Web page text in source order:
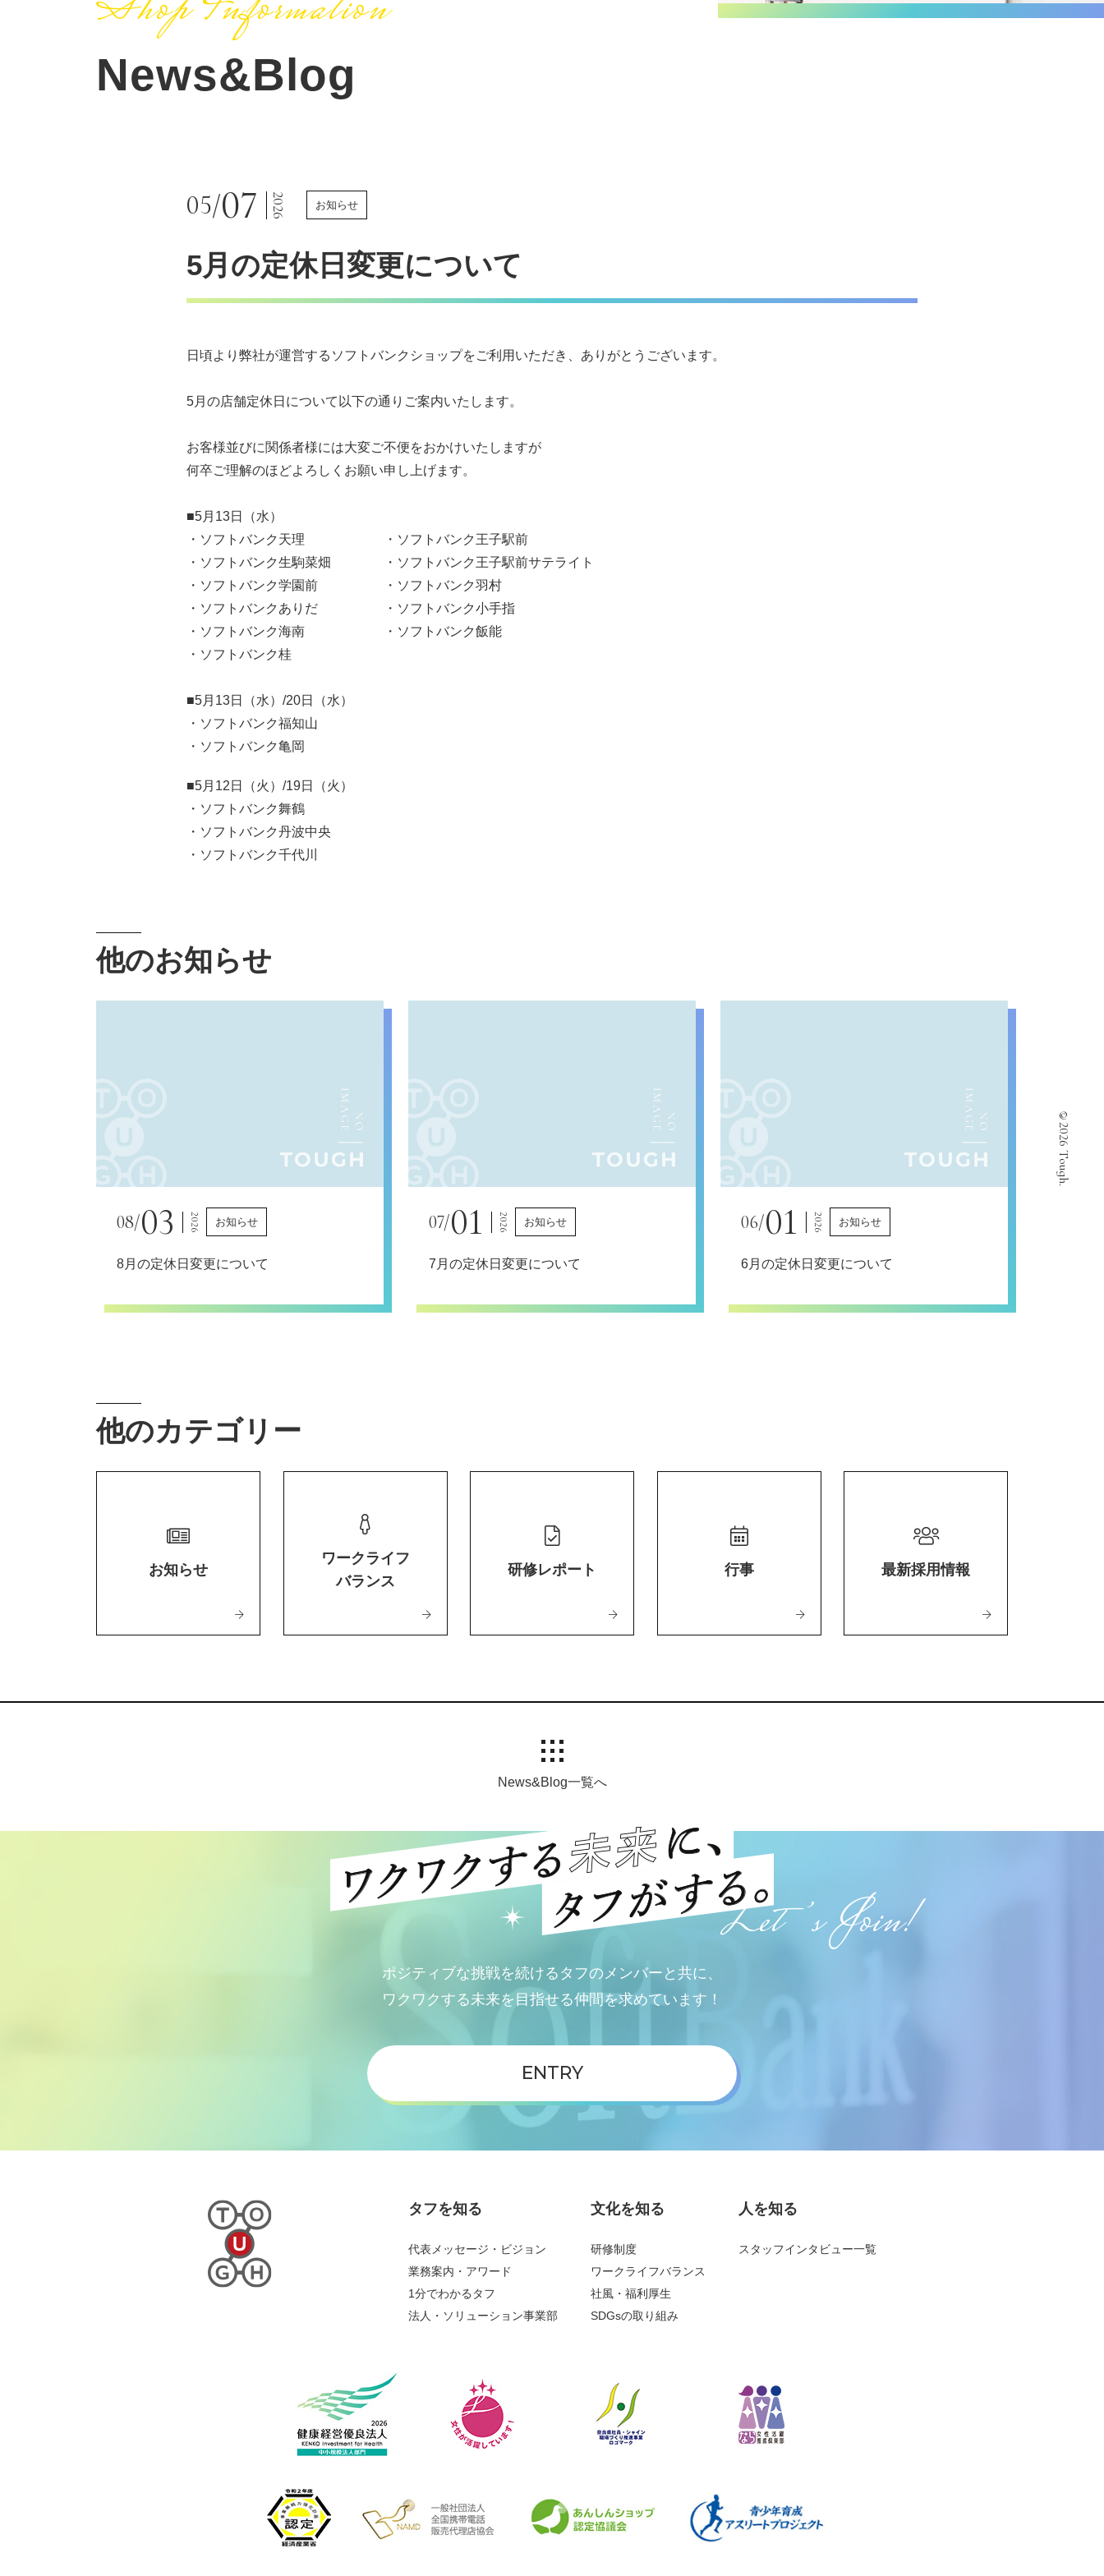
News&Blog
05/07 2026 お知らせ
5月の定休日変更について
日頃より弊社が運営するソフトバンクショップをご利用いただき、ありがとうございます。
5月の店舗定休日について以下の通りご案内いたします。
お客様並びに関係者様には大変ご不便をおかけいたしますが
何卒ご理解のほどよろしくお願い申し上げます。
■5月13日（水）
・ソフトバンク天理 ・ソフトバンク王子駅前
・ソフトバンク生駒菜畑 ・ソフトバンク王子駅前サテライト
・ソフトバンク学園前 ・ソフトバンク羽村
・ソフトバンクありだ ・ソフトバンク小手指
・ソフトバンク海南 ・ソフトバンク飯能
・ソフトバンク桂
■5月13日（水）/20日（水）
・ソフトバンク福知山
・ソフトバンク亀岡
■5月12日（火）/19日（火）
・ソフトバンク舞鶴
・ソフトバンク丹波中央
・ソフトバンク千代川
他のお知らせ
08/03 2026 お知らせ
8月の定休日変更について
07/01 2026 お知らせ
7月の定休日変更について
06/01 2026 お知らせ
6月の定休日変更について
他のカテゴリー
お知らせ
ワークライフ
バランス
研修レポート 行事 最新採用情報
News&Blog一覧へ
ポジティブな挑戦を続けるタフのメンバーと共に、
ワクワクする未来を目指せる仲間を求めています！
ENTRY
タフを知る
代表メッセージ・ビジョン
業務案内・アワード
1分でわかるタフ
法人・ソリューション事業部
文化を知る
研修制度
ワークライフバランス
社風・福利厚生
SDGsの取り組み
人を知る
スタッフインタビュー一覧
©2026 Tough.